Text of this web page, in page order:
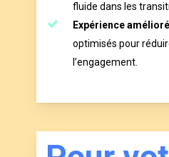
fluide dans les
Expérience
optimisés pour
l’engagement.